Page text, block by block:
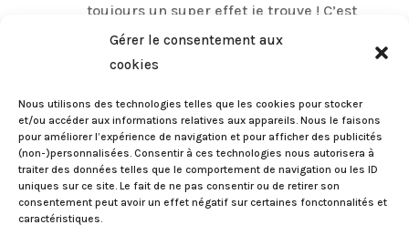
Gérer le consentement aux
cookies
Nous utilisons des technologies telles que les cookies pour stocker
et/ou accéder aux informations relatives aux appareils. Nous le faisons
pour améliorer l’expérience de navigation et pour afficher des publicités
(non-)personnalisées. Consentir à ces technologies nous autorisera à
traiter des données telles que le comportement de navigation ou les ID
uniques sur ce site. Le fait de ne pas consentir ou de retirer son
consentement peut avoir un effet négatif sur certaines fonctonnalités et
caractéristiques.
toujours un super effet je trouve ! C’est
une association que j’utilise souvent
pour des maquillages de soirée 🙂
base noire il est encore plus vibrant, et
ses reflets prennent beaucoup plus
d’intensité comme tu le dis 🙂
Bon week-end ma belle (toujours dans
les travaux ?), bisous <3